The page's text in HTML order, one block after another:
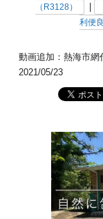
（R3128）
利便
動画追加：熱海市網
2021/05/23